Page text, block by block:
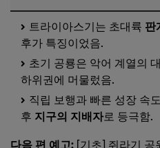
트라이아스기는 초대륙 판
후가 특징이었음.
초기 공룡은 악어 계열의
하위권에 머물렀음.
직립 보행과 빠른 성장 속
후 지구의 지배자로 등극함.
다음 편 예고: [기초] 쥐라기 공